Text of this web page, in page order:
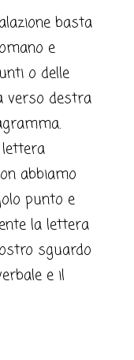
basta
e
o delle
verso destra
abbiamo
punto e
la lettera
sguardo
e il